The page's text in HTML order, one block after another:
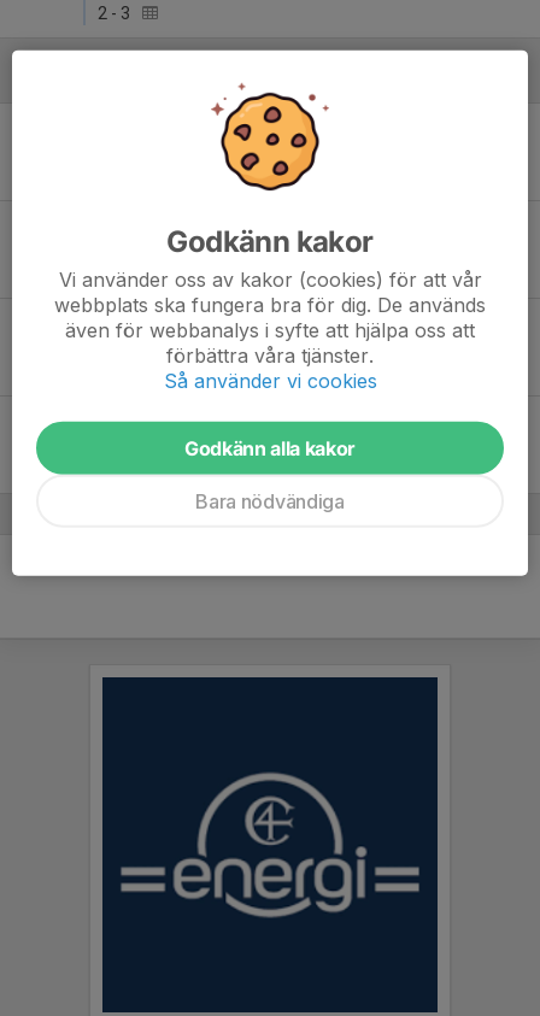
2 - 3
Viby IF - Åsums BK
Grönängen A-plan
Åsums BK - Edenryds IF
Wendesvallen A-plan
0 - 3WO
Tis 19
Åsums BK - Näsby IF
Wendesvallen A-plan
Fre 22
00:00
Fjälkinge IF - Åsums BK
Maxilandia IP A-plan
Godkänn kakor
Vi använder oss av kakor (cookies) för att vår
webbplats ska fungera bra för dig. De används
även för webbanalys i syfte att hjälpa oss att
förbättra våra tjänster.
Så använder vi cookies
Godkänn alla kakor
Bara nödvändiga